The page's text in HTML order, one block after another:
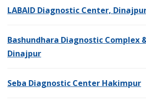
LABAID Diagnostic Center,
Bashundhara Diagnostic Complex
Dinajpur
Seba Diagnostic Center Hakimpur